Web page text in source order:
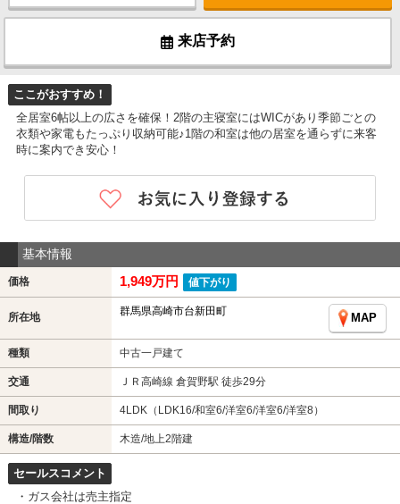
来店予約
ここがおすすめ！
全居室6帖以上の広さを確保！2階の主寝室にはWICがあり季節ごとの
衣類や家電もたっぷり収納可能♪1階の和室は他の居室を通らずに来客
時に案内でき安心！
基本情報
価格 1,949万円 値下がり
所在地 群馬県高崎市台新田町
MAP
種類 中古一戸建て
交通 ＪＲ高崎線 倉賀野駅 徒歩29分
間取り 4LDK（LDK16/和室6/洋室6/洋室6/洋室8）
構造/階数 木造/地上2階建
セールスコメント
・ガス会社は売主指定